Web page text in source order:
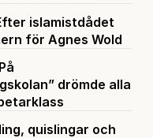
islamistdådet
för Agnes Wold
På
drömde alla
quislingar och